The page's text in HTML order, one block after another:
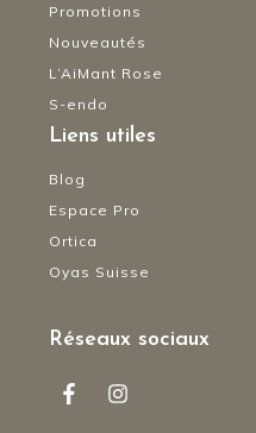
Promotions
Nouveautés
L’AiMant Rose
S-endo
Liens utiles
Blog
Espace Pro
Ortica
Oyas Suisse
Réseaux sociaux